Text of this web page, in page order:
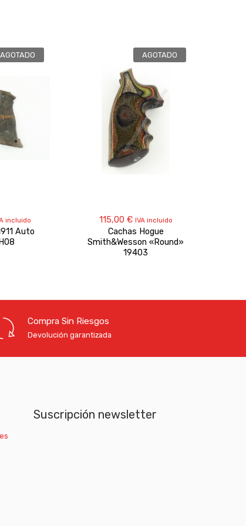
AGOTADO
incluido
Auto
AGOTADO
115,00 € IVA incluido
Cachas Hogue
Smith&Wesson «Round»
19403
Compra Sin Riesgos
Devolución garantizada
Suscripción newsletter